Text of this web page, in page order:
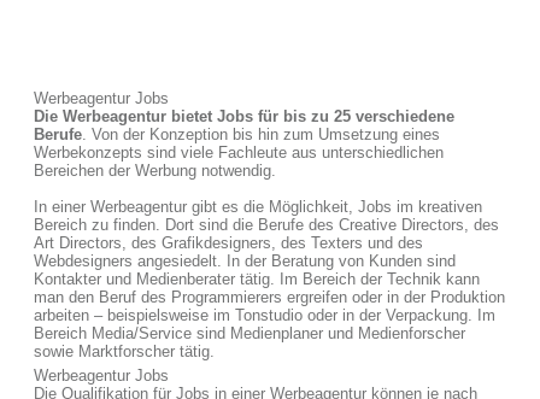
Werbeagentur Jobs
Die Werbeagentur bietet Jobs für bis zu 25 verschiedene
Berufe. Von der Konzeption bis hin zum Umsetzung eines
Werbekonzepts sind viele Fachleute aus unterschiedlichen
Bereichen der Werbung notwendig.
In einer Werbeagentur gibt es die Möglichkeit, Jobs im kreativen
Bereich zu finden. Dort sind die Berufe des Creative Directors, des
Art Directors, des Grafikdesigners, des Texters und des
Webdesigners angesiedelt. In der Beratung von Kunden sind
Kontakter und Medienberater tätig. Im Bereich der Technik kann
man den Beruf des Programmierers ergreifen oder in der Produktion
arbeiten – beispielsweise im Tonstudio oder in der Verpackung. Im
Bereich Media/Service sind Medienplaner und Medienforscher
sowie Marktforscher tätig.
Werbeagentur Jobs
Die Qualifikation für Jobs in einer Werbeagentur können je nach